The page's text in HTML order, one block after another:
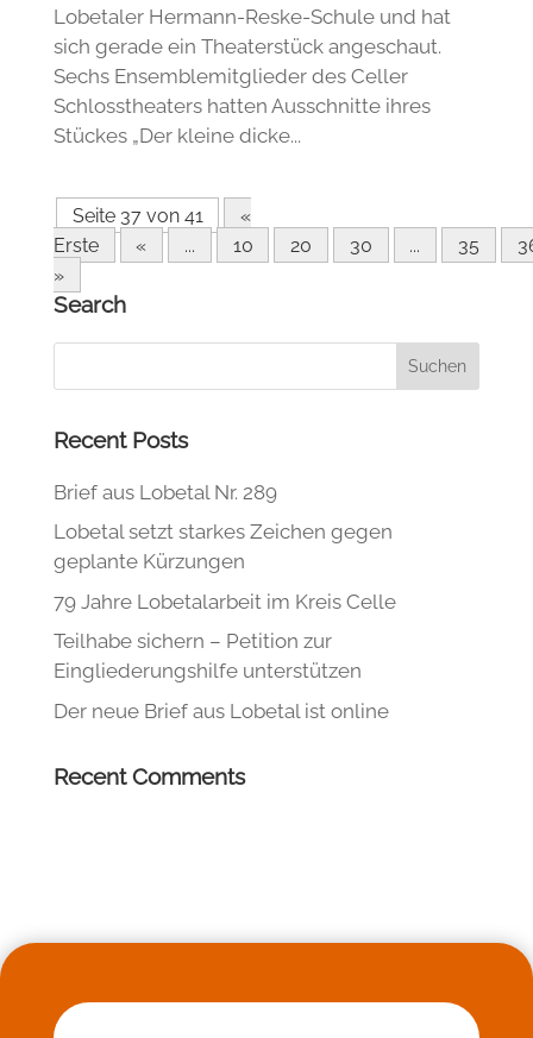
Lobetaler Hermann-Reske-Schule und hat
sich gerade ein Theaterstück angeschaut.
Sechs Ensemblemitglieder des Celler
Schlosstheaters hatten Ausschnitte ihres
Stückes „Der kleine dicke...
Seite 37 von 41
«
Erste
« ... 10 20 30 ... 35
»
Search
Recent Posts
Brief aus Lobetal Nr. 289
Lobetal setzt starkes Zeichen gegen
geplante Kürzungen
79 Jahre Lobetalarbeit im Kreis Celle
Teilhabe sichern – Petition zur
Eingliederungshilfe unterstützen
Der neue Brief aus Lobetal ist online
Recent Comments